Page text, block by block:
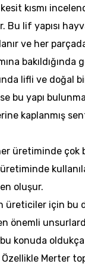
kısmı
Bu lif yapısı
ve her
bakıldığında
lifli ve doğal
bu yapı
kaplanmış
üretiminde çok
nde
oluşur.
üreticiler için bu
önemli
konuda
Merter